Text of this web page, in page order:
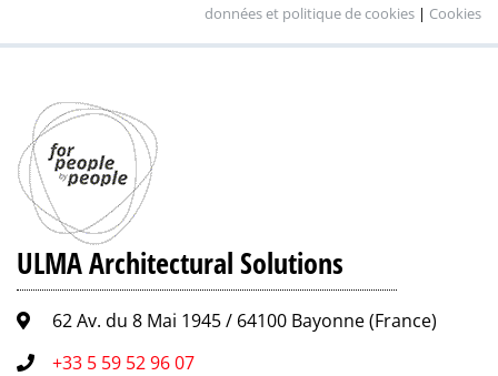
données et politique de cookies | Cookies
ULMA Architectural Solutions
62 Av. du 8 Mai 1945 / 64100 Bayonne (France)
+33 5 59 52 96 07